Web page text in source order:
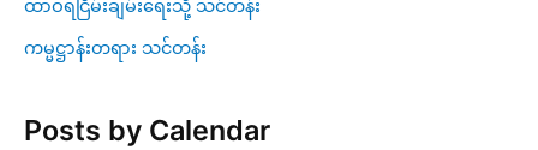
ထာဝရငြိမ်းချမ်းရေးသို့ သင်တန်း
ကမ္မဋ္ဌာန်းတရား သင်တန်း
Posts by Calendar